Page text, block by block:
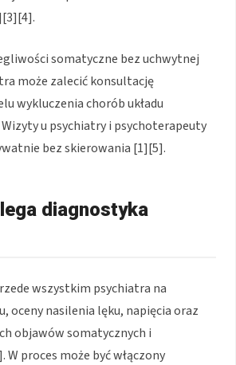
somatyczne bez uchwytnej
może zalecić konsultację
wykluczenia chorób układu
u psychiatry i psychoterapeuty
bez skierowania [1][5].
diagnostyka
wszystkim psychiatra na
oceny nasilenia lęku, napięcia oraz
objawów somatycznych i
W proces może być włączony